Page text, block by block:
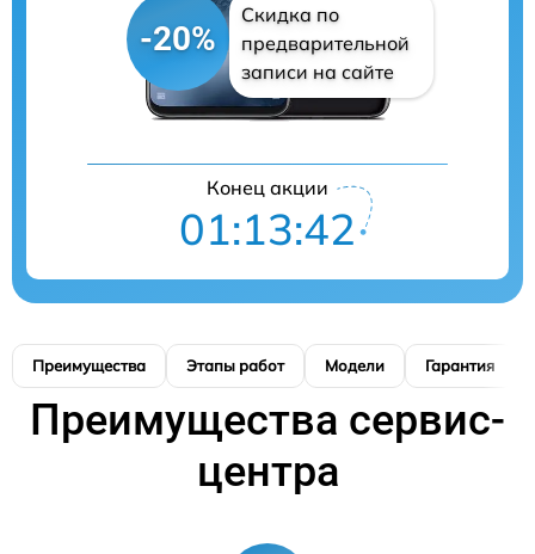
-20%
Скидка по
предварительной
записи на сайте
Конец акции
01:13:41
Преимущества Этапы работ Модели Гарантия
Преимущества сервис-
центра